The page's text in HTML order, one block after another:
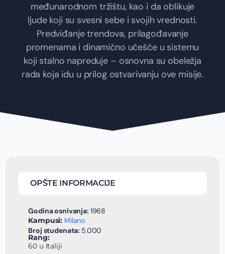
međunarodnom tržištu, kao i da oblikuje
ljude koji su svesni sebe i svojih vrednosti.
Predviđanje trendova, prilagođavanje
promenama i dinamično učešće u sistemu
koji stalno napreduje – osnovna su obeležja
rada koja idu u prilog ostvarivanju ove misije.
OPŠTE INFORMACIJE
Godina osnivanja: 1968
Kampusi: Milano
Broj studenata: 5.000
Rang:
60 u Italiji